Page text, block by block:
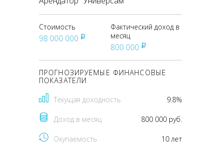
Стоимость
98 000 000 pуб
Фактический доход в
месяц
800 000 pуб
ПРОГНОЗИРУЕМЫЕ ФИНАНСОВЫЕ
ПОКАЗАТЕЛИ
Текущая доходность 9.8%
Доход в месяц 800 000 руб.
Окупаемость 10 лет